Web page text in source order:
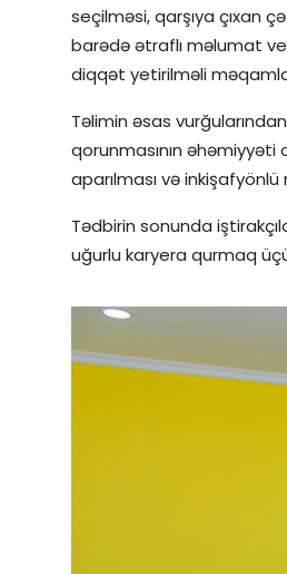
seçilməsi, qarşıya çıxan
barədə ətraflı məlumat
diqqət yetirilməli
Təlimin əsas
qorunmasının əhəmiyyəti
aparılması və
Tədbirin sonunda
uğurlu karyera qurmaq